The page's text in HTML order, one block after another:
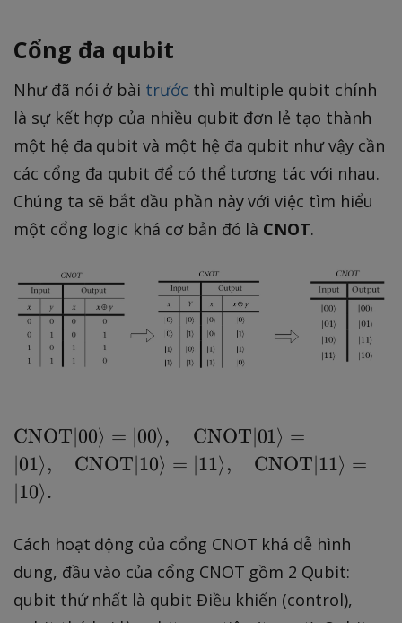
Cổng đa qubit
Như đã nói ở bài trước thì multiple qubit chính
là sự kết hợp của nhiều qubit đơn lẻ tạo thành
một hệ đa qubit và một hệ đa qubit như vậy cần
các cổng đa qubit để có thể tương tác với nhau.
Chúng ta sẽ bắt đầu phần này với việc tìm hiểu
một cổng logic khá cơ bản đó là CNOT.
\
t
e
x
{
C
N
CNOT∣00⟩ = ∣00⟩, CNOT∣01⟩ =
∣01⟩, CNOT∣10⟩ = ∣11⟩, CNOT∣11⟩ =
∣10⟩.
Cách hoạt động của cổng CNOT khá dễ hình
dung, đầu vào của cổng CNOT gồm 2 Qubit:
qubit thứ nhất là qubit Điều khiển (control),